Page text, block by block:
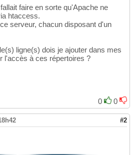
faire en sorte qu'Apache ne
htaccess.
serveur, chacun disposant d'un
ligne(s) dois je ajouter dans mes
l'accès à ces répertoires ?
0
0
#2